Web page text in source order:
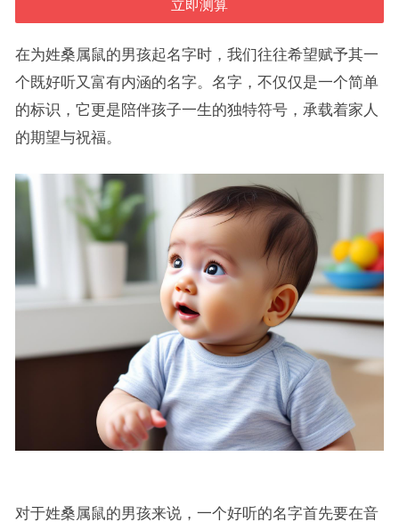
在为姓桑属鼠的男孩起名字时，我们往往希望赋予其一
个既好听又富有内涵的名字。名字，不仅仅是一个简单
的标识，它更是陪伴孩子一生的独特符号，承载着家人
的期望与祝福。
对于姓桑属鼠的男孩来说，一个好听的名字首先要在音